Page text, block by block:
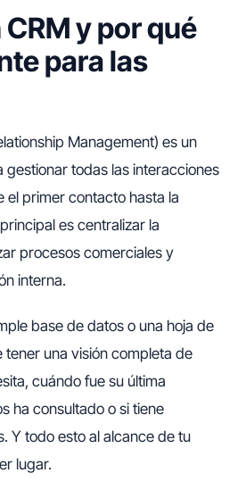
y por qué
para las
Management) es un
gestionar todas las interacciones
el primer contacto hasta la
es centralizar la
procesos comerciales y
interna.
base de datos o una hoja de
tener una visión completa de
cuándo fue su última
ha consultado o si tiene
Y todo esto al alcance de tu
lugar.